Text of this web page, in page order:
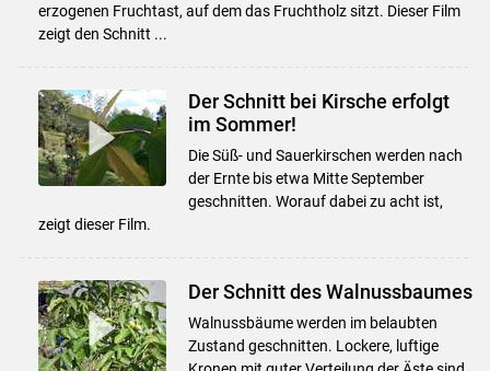
erzogenen Fruchtast, auf dem das Fruchtholz sitzt. Dieser Film
zeigt den Schnitt ...
Der Schnitt bei Kirsche erfolgt
im Sommer!
Die Süß- und Sauerkirschen werden nach
der Ernte bis etwa Mitte September
geschnitten. Worauf dabei zu acht ist,
zeigt dieser Film.
Der Schnitt des Walnussbaumes
Walnussbäume werden im belaubten
Zustand geschnitten. Lockere, luftige